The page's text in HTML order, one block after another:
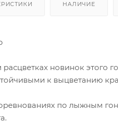
НАЛИЧИЕ
новинок этого
к выцветанию
по лыжным